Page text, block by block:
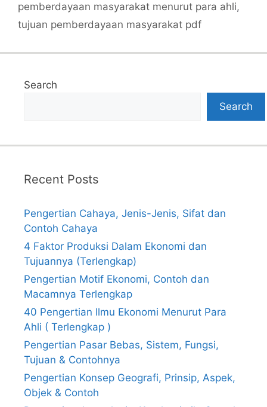
pemberdayaan masyarakat menurut para ahli,
tujuan pemberdayaan masyarakat pdf
Search
Search
Recent Posts
Pengertian Cahaya, Jenis-Jenis, Sifat dan
Contoh Cahaya
4 Faktor Produksi Dalam Ekonomi dan
Tujuannya (Terlengkap)
Pengertian Motif Ekonomi, Contoh dan
Macamnya Terlengkap
40 Pengertian Ilmu Ekonomi Menurut Para
Ahli ( Terlengkap )
Pengertian Pasar Bebas, Sistem, Fungsi,
Tujuan & Contohnya
Pengertian Konsep Geografi, Prinsip, Aspek,
Objek & Contoh